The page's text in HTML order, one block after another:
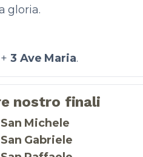
gloria.
+3 Ave Maria.
nostro finali
Michele
Gabriele